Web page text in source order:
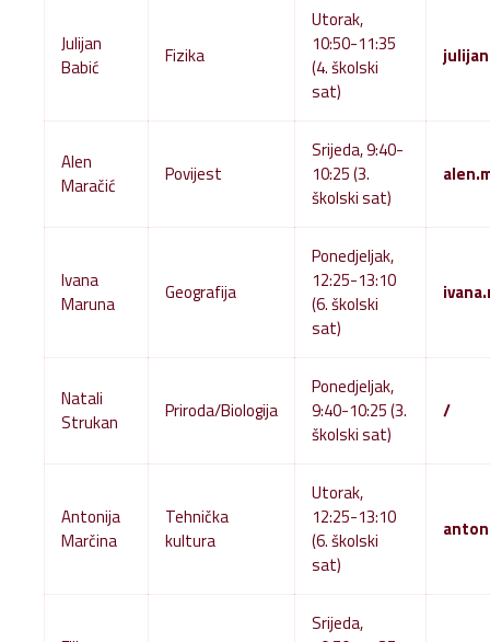
Julijan
Babić
Fizika
Utorak,
10:50-11:35
(4. školski
sat)
Alen
Maračić
Povijest
Srijeda, 9:40-
10:25 (3.
školski sat)
Ivana
Maruna
Geografija
Ponedjeljak,
12:25-13:10
(6. školski
sat)
Natali
Strukan
Priroda/Biologija
Ponedjeljak,
9:40-10:25 (3.
školski sat)
/
Antonija
Marčina
Tehnička
kultura
Utorak,
12:25-13:10
(6. školski
sat)
Srijeda,